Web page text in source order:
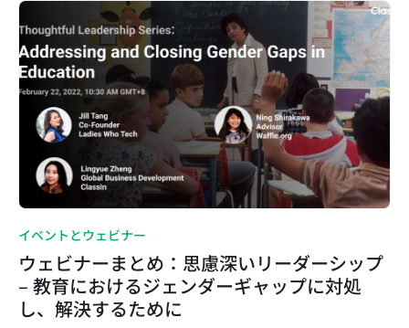
イベントとウェビナー
ウェビナーまとめ：思慮深いリーダーシップ
– 教育におけるジェンダーギャップに対処
し、解決するために